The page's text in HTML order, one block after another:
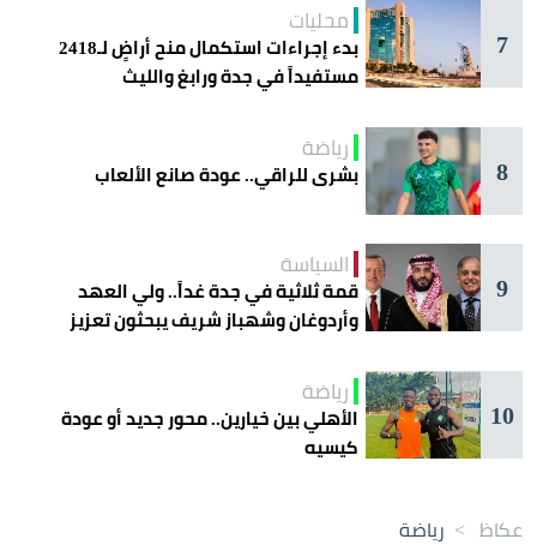
7
محليات
بدء إجراءات استكمال منح أراضٍ لـ2418
مستفيداً في جدة ورابغ والليث
8
رياضة
بشرى للراقي.. عودة صانع الألعاب
9
السياسة
قمة ثلاثية في جدة غداً.. ولي العهد
وأردوغان وشهباز شريف يبحثون تعزيز
10
رياضة
الأهلي بين خيارين.. محور جديد أو عودة
كيسيه
عكاظ > رياضة